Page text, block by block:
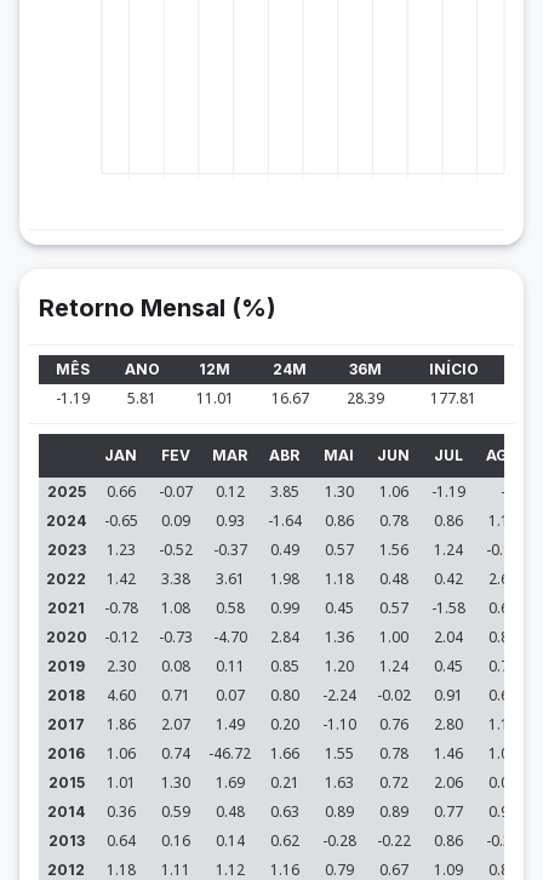
Retorno Mensal (%)
MÊS ANO 12M 24M 36M INÍCIO
-1.19 5.81 11.01 16.67 28.39 177.81
JAN FEV MAR ABR MAI JUN JUL AGO
2025
0.66 -0.07 0.12 3.85 1.30 1.06 -1.19 -
2024 -0.65 0.09 0.93 -1.64 0.86 0.78 0.86 1.13
2023 1.23 -0.52 -0.37 0.49 0.57 1.56 1.24 -0.17
2022 1.42 3.38 3.61 1.98 1.18 0.48 0.42 2.68
2021 -0.78 1.08 0.58 0.99 0.45 0.57 -1.58 0.65
2020 -0.12 -0.73 -4.70 2.84 1.36 1.00 2.04 0.82
2019 2.30 0.08 0.11 0.85 1.20 1.24 0.45 0.70
2018 4.60 0.71 0.07 0.80 -2.24 -0.02 0.91 0.69
2017 1.86 2.07 1.49 0.20 -1.10 0.76 2.80 1.19
2016 1.06 0.74 -46.72 1.66 1.55 0.78 1.46 1.08
2015 1.01 1.30 1.69 0.21 1.63 0.72 2.06 0.00
2014 0.36 0.59 0.48 0.63 0.89 0.89 0.77 0.92
2013 0.64 0.16 0.14 0.62 -0.28 -0.22 0.86 -0.30
2012 1.18 1.11 1.12 1.16 0.79 0.67 1.09 0.85